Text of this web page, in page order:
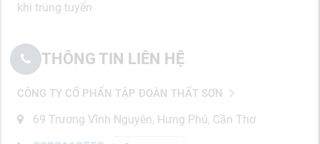
khi trúng tuyển
THÔNG TIN LIÊN HỆ
CÔNG TY CỔ PHẨN TẬP ĐOÀN THẤT SƠN
69 Trương Vĩnh Nguyên, Hưng Phú, Cần Thơ